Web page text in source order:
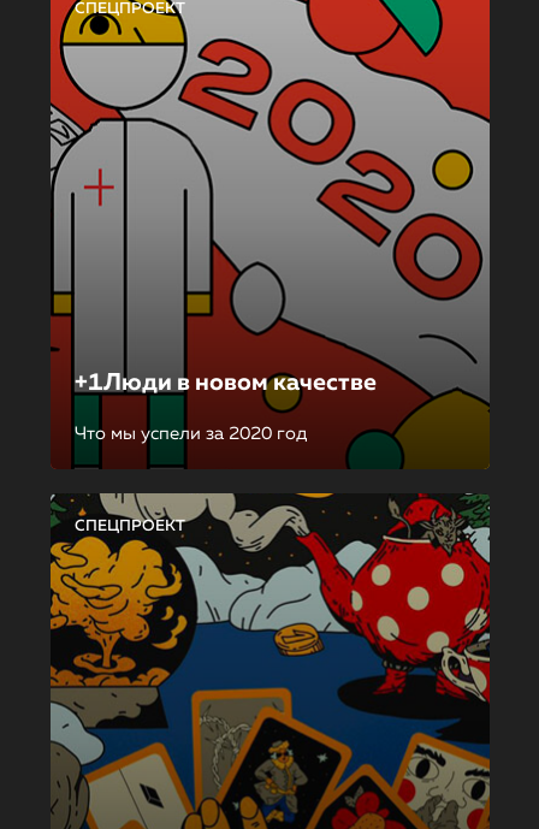
СПЕЦПРОЕКТ
+1Люди в новом качестве
Что мы успели за 2020 год
СПЕЦПРОЕКТ